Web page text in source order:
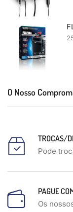
O Nosso
TROCAS/
Pode
PAGUE
Os